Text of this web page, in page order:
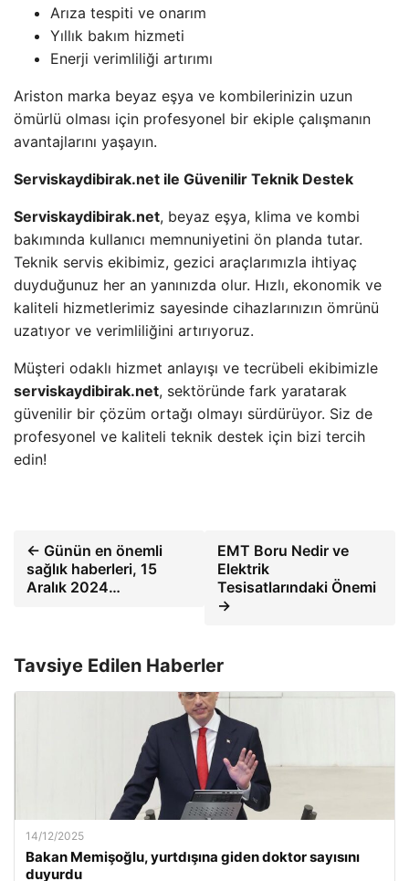
Arıza tespiti ve onarım
Yıllık bakım hizmeti
Enerji verimliliği artırımı
Ariston marka beyaz eşya ve kombilerinizin uzun
ömürlü olması için profesyonel bir ekiple çalışmanın
avantajlarını yaşayın.
Serviskaydibirak.net ile Güvenilir Teknik Destek
Serviskaydibirak.net, beyaz eşya, klima ve kombi
bakımında kullanıcı memnuniyetini ön planda tutar.
Teknik servis ekibimiz, gezici araçlarımızla ihtiyaç
duyduğunuz her an yanınızda olur. Hızlı, ekonomik ve
kaliteli hizmetlerimiz sayesinde cihazlarınızın ömrünü
uzatıyor ve verimliliğini artırıyoruz.
Müşteri odaklı hizmet anlayışı ve tecrübeli ekibimizle
serviskaydibirak.net, sektöründe fark yaratarak
güvenilir bir çözüm ortağı olmayı sürdürüyor. Siz de
profesyonel ve kaliteli teknik destek için bizi tercih
edin!
← Günün en önemli
sağlık haberleri, 15
Aralık 2024…
EMT Boru Nedir ve
Elektrik
Tesisatlarındaki Önemi
→
Tavsiye Edilen Haberler
14/12/2025
Bakan Memişoğlu, yurtdışına giden doktor sayısını
duyurdu